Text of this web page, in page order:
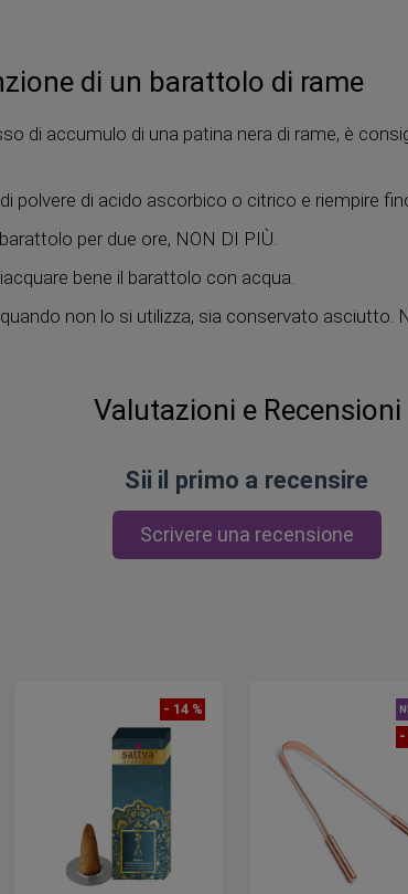
di un barattolo di rame
di accumulo di una patina nera di rame, è
polvere di acido ascorbico o citrico e riempire
per due ore, NON DI PIÙ.
bene il barattolo con acqua.
non lo si utilizza, sia conservato asciutto.
Valutazioni e Recensioni
Sii il primo a recensire
Scrivere una recensione
- 14 %